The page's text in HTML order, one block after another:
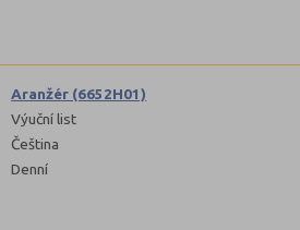
Aranžér (6652H01)
Výuční list
Čeština
Denní